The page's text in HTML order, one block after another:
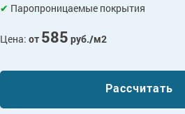
Паропроницаемые покрытия
Цена: от 585 руб./м2
Рассчитать